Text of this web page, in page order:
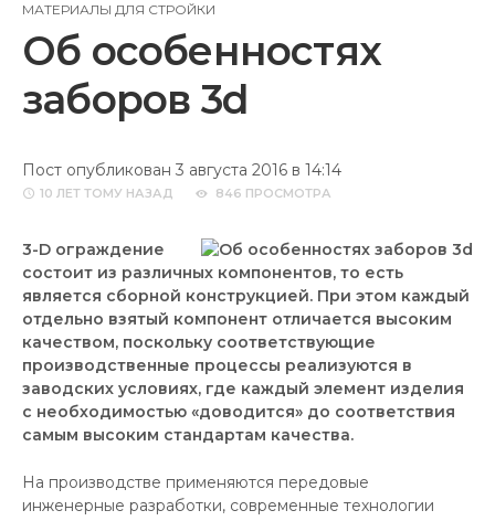
МАТЕРИАЛЫ ДЛЯ СТРОЙКИ
Об особенностях
заборов 3d
Пост опубликован 3 августа 2016 в 14:14
10 ЛЕТ ТОМУ НАЗАД 846 ПРОСМОТРА
3-D ограждение
состоит из различных компонентов, то есть
является сборной конструкцией. При этом каждый
отдельно взятый компонент отличается высоким
качеством, поскольку соответствующие
производственные процессы реализуются в
заводских условиях, где каждый элемент изделия
с необходимостью «доводится» до соответствия
самым высоким стандартам качества.
На производстве применяются передовые
инженерные разработки, современные технологии